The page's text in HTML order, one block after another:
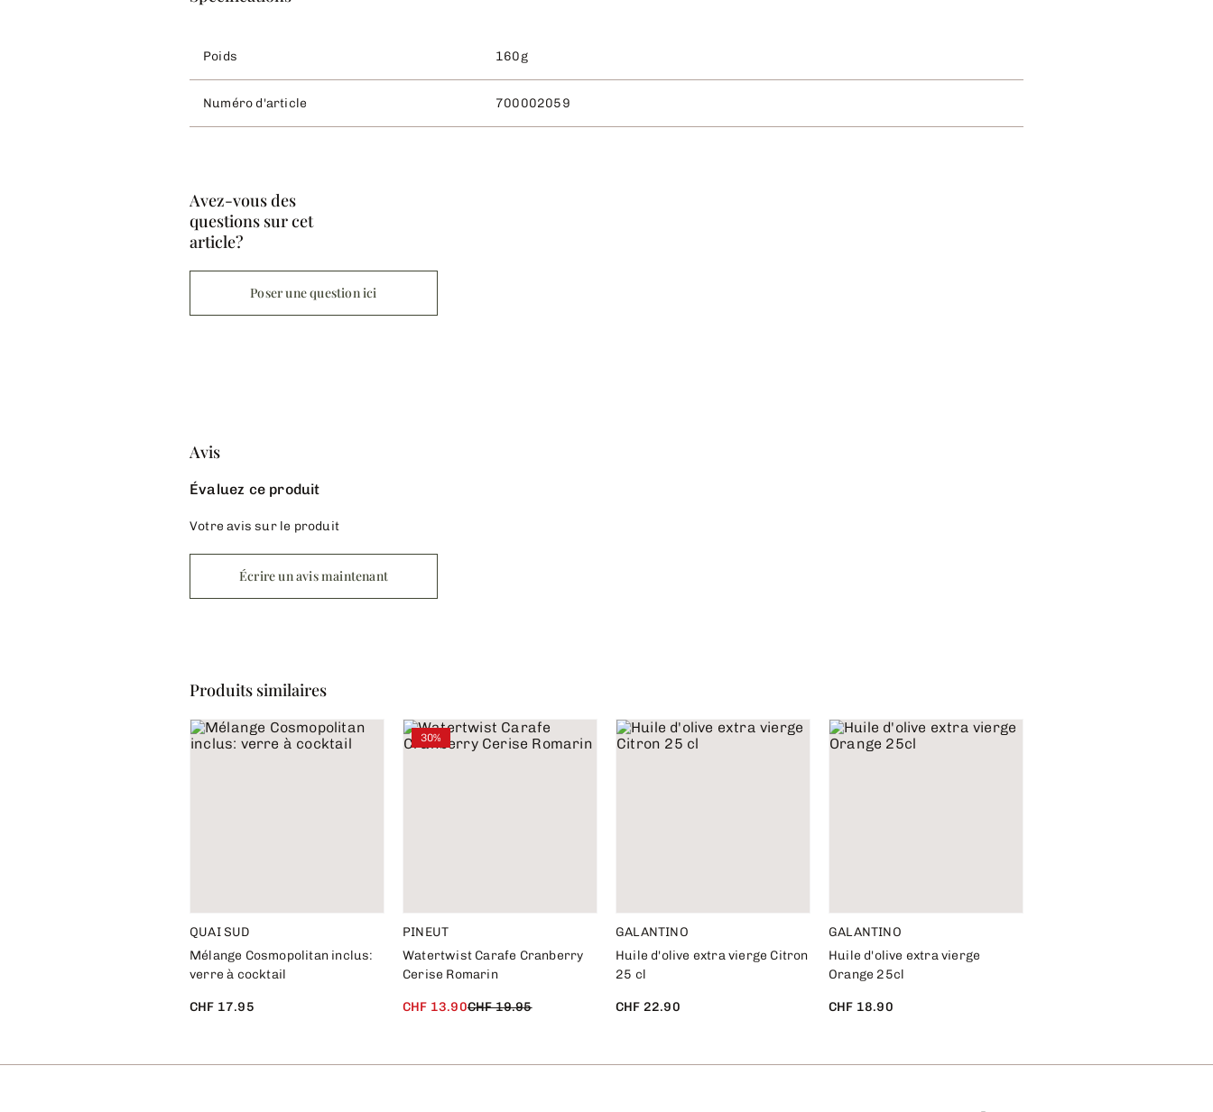
Poids 160g
Numéro d'article 700002059
Avez-vous des
questions sur cet
article?
Poser une question ici
Avis
Évaluez ce produit
Votre avis sur le produit
Écrire un avis maintenant
Produits similaires
QUAI SUD
Mélange Cosmopolitan inclus:
verre à cocktail
CHF 17.95
30%
PINEUT
Watertwist Carafe Cranberry
Cerise Romarin
CHF 13.90CHF 19.95
GALANTINO
Huile d'olive extra vierge Citron
25 cl
CHF 22.90
GALANTINO
Huile d'olive extra vierge
Orange 25cl
CHF 18.90